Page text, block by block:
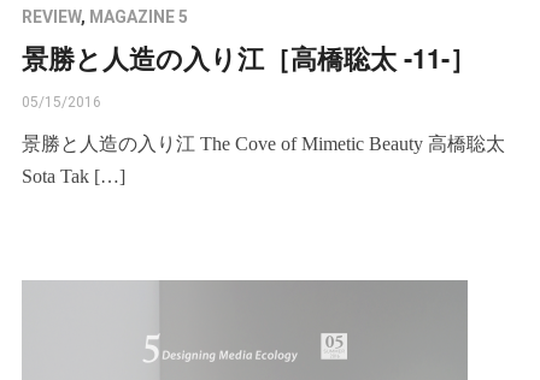
REVIEW, MAGAZINE 5
景勝と人造の入り江［高橋聡太 -11-］
05/15/2016
景勝と人造の入り江 The Cove of Mimetic Beauty 高橋聡太
Sota Tak […]